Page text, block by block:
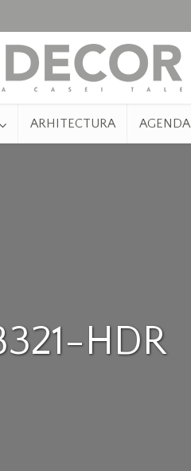
ARHITECTURA AGENDA
HDR